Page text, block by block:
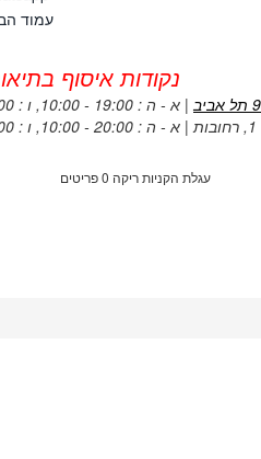
נקודות איסוף
| א - ה : 19:00 - 10:00, ו : 14:00 - 10:00
עגלת הקניות ריקה 0 פריטים